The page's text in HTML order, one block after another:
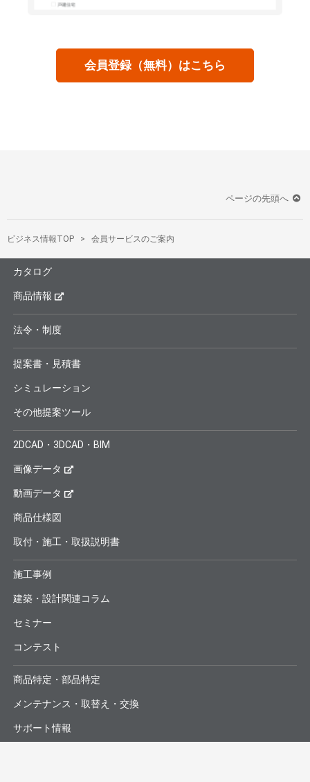
会員登録（無料）はこちら
ページの先頭へ
ビジネス情報TOP 会員サービスのご案内
カタログ
商品情報
法令・制度
提案書・見積書
シミュレーション
その他提案ツール
2DCAD・3DCAD・BIM
画像データ
動画データ
商品仕様図
取付・施工・取扱説明書
施工事例
建築・設計関連コラム
セミナー
コンテスト
商品特定・部品特定
メンテナンス・取替え・交換
サポート情報